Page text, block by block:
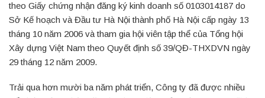
theo Giấy chứng nhận đăng ký kinh doanh số 0103014187 do
Sở Kế hoạch và Đầu tư Hà Nội thành phố Hà Nội cấp ngày 13
tháng 10 năm 2006 và tham gia hội viên tập thể của Tổng hội
Xây dựng Việt Nam theo Quyết định số 39/QĐ-THXDVN ngày
29 tháng 12 năm 2009.
Trải qua hơn mười ba năm phát triển, Công ty đã được nhiều